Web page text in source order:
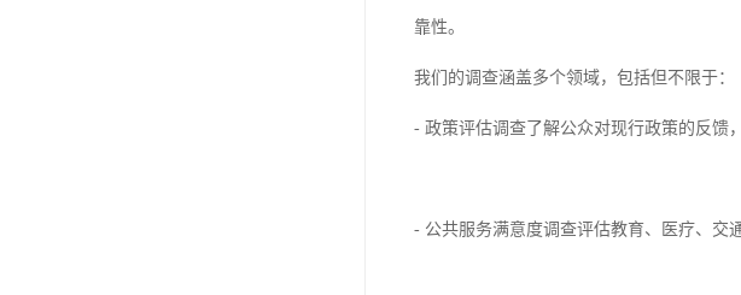
靠性。
我们的调查涵盖多个领域，包括但不限于：
- 政策评估调查了解公众对现行政策的反馈
- 公共服务满意度调查评估教育、医疗、交